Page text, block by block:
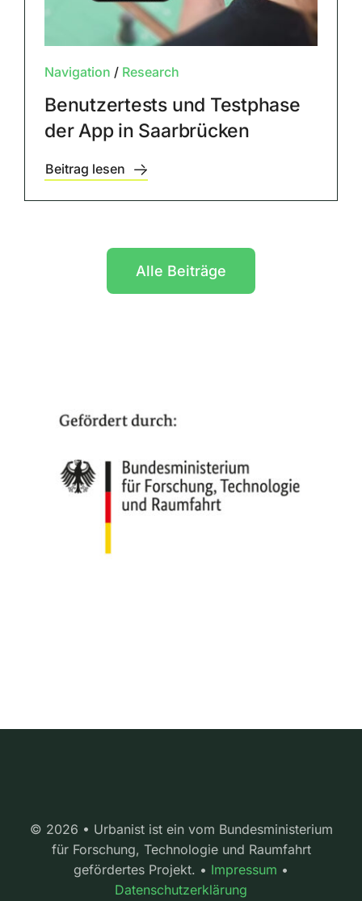
Navigation / Research
Benutzertests und Testphase
der App in Saarbrücken
Beitrag lesen
Alle Beiträge
© 2026 • Urbanist ist ein vom Bundesministerium
für Forschung, Technologie und Raumfahrt
gefördertes Projekt. • Impressum •
Datenschutzerklärung